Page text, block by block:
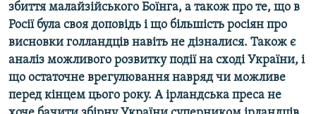
Усі сайти RFE/RL
збиття малайзійського Боїнга, а також про те, що в
Росії була своя доповідь і що більшість росіян про
висновки голландців навіть не дізналися. Також є
аналіз можливого розвитку події на сході України, і
що остаточне врегулювання навряд чи можливе
перед кінцем цього року. А ірландська преса не